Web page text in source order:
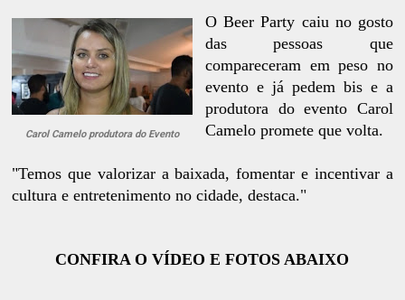
Carol Camelo produtora do Evento
O Beer Party caiu no gosto
das pessoas que
compareceram em peso no
evento e já pedem bis e a
produtora do evento Carol
Camelo promete que volta.
"Temos que valorizar a baixada, fomentar e incentivar a
cultura e entretenimento no cidade, destaca."
CONFIRA O VÍDEO E FOTOS ABAIXO